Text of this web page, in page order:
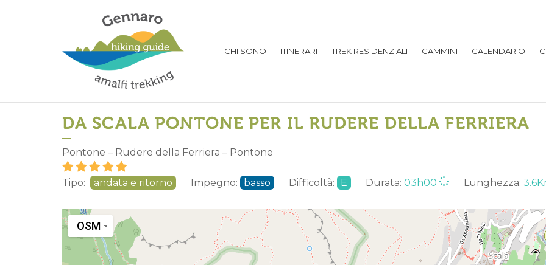
CHI SONO ITINERARI TREK RESIDENZIALI CAMMINI CALENDARIO
DA SCALA PONTONE PER IL RUDERE DELLA FERRIERA
Pontone – Rudere della Ferriera – Pontone
Tipo: andata e ritorno Impegno: basso Difficoltà: E Durata: 03h00 Lunghezza:
OSM